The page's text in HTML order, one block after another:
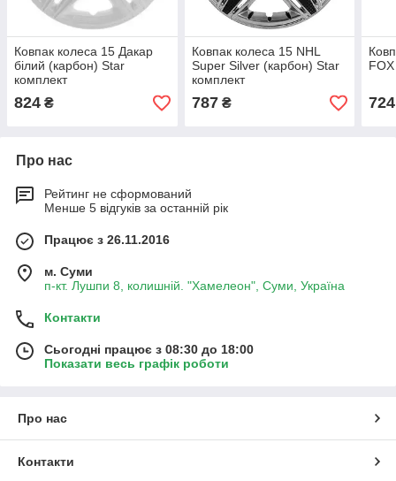
Ковпак колеса 15 Дакар
білий (карбон) Star
комплект
824 ₴
Ковпак колеса 15 NHL
Super Silver (карбон) Star
комплект
787₴ 724
Про нас
Рейтинг не сформований
Менше 5 відгуків за останній рік
Працює з 26.11.2016
м. Суми
п-кт. Лушпи 8, колишній. "Хамелеон", Суми, Україна
Контакти
Сьогодні працює з 08:30 до 18:00
Показати весь графік роботи
Про нас
Контакти